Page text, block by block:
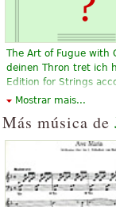
The Art of Fugue with
deinen Thron tret ich
Edition for Strings
the autograph and the
$19.95
Violin, Viola, Choral,
Mostrar mais...
Más música de